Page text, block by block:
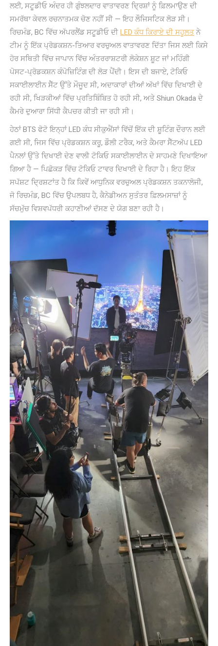
ਲਈ, ਸਟੂਡੀਓ ਅੰਦਰ ਹੀ ਗੁੰਝਲਦਾਰ ਵਾਤਾਵਰਣ ਦ੍ਰਿਸ਼ਾਂ ਨੂੰ ਫ਼ਿਲਮਾਉਣ ਦੀ
ਸਮਰੱਥਾ ਕੇਵਲ ਰਚਨਾਤਮਕ ਚੋਣ ਨਹੀਂ ਸੀ — ਇਹ ਲੌਜਿਸਟਿਕ ਲੋੜ ਸੀ।
ਰਿਚਮੰਡ, BC ਵਿੱਚ ਅੱਪਰਲੈਂਡ ਸਟੂਡੀਓ ਦੀ LED ਕੰਧ ਕਿਰਾਏ ਦੀ ਸਹੂਲਤ ਨੇ
ਟੀਮ ਨੂੰ ਇੱਕ ਪ੍ਰੋਡਕਸ਼ਨ-ਤਿਆਰ ਵਰਚੁਅਲ ਵਾਤਾਵਰਣ ਦਿੱਤਾ ਜਿਸ ਲਈ ਕਿਸੇ
ਹੋਰ ਸਥਿਤੀ ਵਿੱਚ ਜਾਪਾਨ ਵਿੱਚ ਅੰਤਰਰਾਸ਼ਟਰੀ ਲੋਕੇਸ਼ਨ ਸ਼ੂਟ ਜਾਂ ਮਹਿੰਗੀ
ਪੋਸਟ-ਪ੍ਰੋਡਕਸ਼ਨ ਕੰਪੋਜ਼ਿਟਿੰਗ ਦੀ ਲੋੜ ਪੈਂਦੀ। ਇਸ ਦੀ ਬਜਾਏ, ਟੋਕਿਓ
ਸਕਾਈਲਾਈਨ ਸੈੱਟ ਉੱਤੇ ਮੌਜੂਦ ਸੀ, ਅਦਾਕਾਰਾਂ ਦੀਆਂ ਅੱਖਾਂ ਵਿੱਚ ਦਿਖਾਈ ਦੇ
ਰਹੀ ਸੀ, ਖਿੜਕੀਆਂ ਵਿੱਚ ਪ੍ਰਤਿਬਿੰਬਿਤ ਹੋ ਰਹੀ ਸੀ, ਅਤੇ Shiun Okada ਦੇ
ਕੈਮਰੇ ਦੁਆਰਾ ਸਿੱਧੀ ਕੈਪਚਰ ਕੀਤੀ ਜਾ ਰਹੀ ਸੀ।
ਹੇਠਾਂ BTS ਫੋਟੋ ਇਨ੍ਹਾਂ LED ਕੰਧ ਸੀਕੁਐਂਸਾਂ ਵਿੱਚੋਂ ਇੱਕ ਦੀ ਸ਼ੂਟਿੰਗ ਦੌਰਾਨ ਲਈ
ਗਈ ਸੀ, ਜਿਸ ਵਿੱਚ ਪ੍ਰੋਡਕਸ਼ਨ ਕਰੂ, ਡੌਲੀ ਟਰੈਕ, ਅਤੇ ਕੈਮਰਾ ਸੈੱਟਅੱਪ LED
ਪੈਨਲਾਂ ਉੱਤੇ ਦਿਖਾਈ ਦੇਣ ਵਾਲੀ ਟੋਕਿਓ ਸਕਾਈਲਾਈਨ ਦੇ ਸਾਹਮਣੇ ਦਿਖਾਇਆ
ਗਿਆ ਹੈ — ਪਿਛੋਕੜ ਵਿੱਚ ਟੋਕਿਓ ਟਾਵਰ ਦਿਖਾਈ ਦੇ ਰਿਹਾ ਹੈ। ਇਹ ਇੱਕ
ਸਪੱਸ਼ਟ ਦ੍ਰਿਸ਼ਟਾਂਤ ਹੈ ਕਿ ਕਿਵੇਂ ਆਧੁਨਿਕ ਵਰਚੁਅਲ ਪ੍ਰੋਡਕਸ਼ਨ ਤਕਨਾਲੋਜੀ,
ਜੋ ਰਿਚਮੰਡ, BC ਵਿੱਚ ਉਪਲਬਧ ਹੈ, ਕੈਨੇਡੀਅਨ ਸੁਤੰਤਰ ਫ਼ਿਲਮਸਾਜ਼ਾਂ ਨੂੰ
ਸੱਚਮੁੱਚ ਵਿਸ਼ਵਪੱਧਰੀ ਕਹਾਣੀਆਂ ਦੱਸਣ ਦੇ ਯੋਗ ਬਣਾ ਰਹੀ ਹੈ।